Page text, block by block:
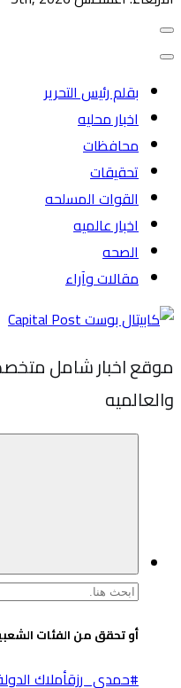
بقلم رئيس التحرير
اخبار محليه
محافظات
تحقيقات
القوات المسلحه
اخبار عالميه
الصحه
مقالات وآراء
موقع اخبار شامل
والعالميه
البحث
أو تحقق من الفئات
#حمدي_رزقأملاك